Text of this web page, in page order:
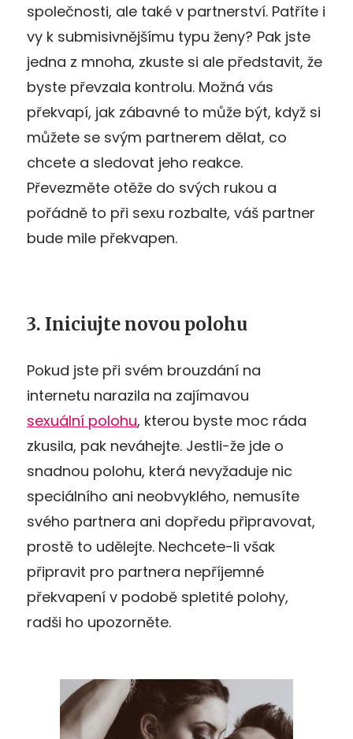
společnosti, ale také v partnerství. Patříte i
vy k submisivnějšímu typu ženy? Pak jste
jedna z mnoha, zkuste si ale představit, že
byste převzala kontrolu. Možná vás
překvapí, jak zábavné to může být, když si
můžete se svým partnerem dělat, co
chcete a sledovat jeho reakce.
Převezměte otěže do svých rukou a
pořádně to při sexu rozbalte, váš partner
bude mile překvapen.
3. Iniciujte novou polohu
Pokud jste při svém brouzdání na
internetu narazila na zajímavou
sexuální polohu, kterou byste moc ráda
zkusila, pak neváhejte. Jestli-že jde o
snadnou polohu, která nevyžaduje nic
speciálního ani neobvyklého, nemusíte
svého partnera ani dopředu připravovat,
prostě to udělejte. Nechcete-li však
připravit pro partnera nepříjemné
překvapení v podobě spletité polohy,
radši ho upozorněte.